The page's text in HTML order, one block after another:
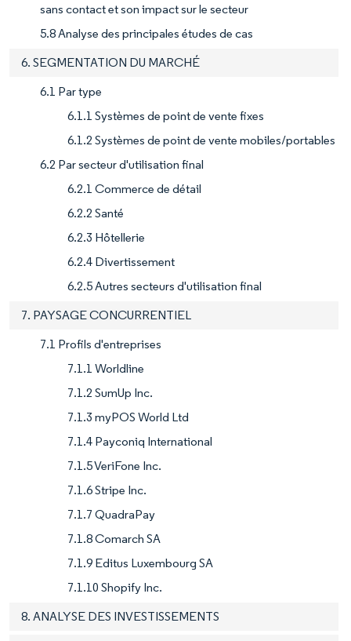
sans contact et son impact sur le secteur
5.8 Analyse des principales études de cas
6. SEGMENTATION DU MARCHÉ
6.1 Par type
6.1.1 Systèmes de point de vente fixes
6.1.2 Systèmes de point de vente mobiles/portables
6.2 Par secteur d'utilisation final
6.2.1 Commerce de détail
6.2.2 Santé
6.2.3 Hôtellerie
6.2.4 Divertissement
6.2.5 Autres secteurs d'utilisation final
7. PAYSAGE CONCURRENTIEL
7.1 Profils d'entreprises
7.1.1 Worldline
7.1.2 SumUp Inc.
7.1.3 myPOS World Ltd
7.1.4 Payconiq International
7.1.5 VeriFone Inc.
7.1.6 Stripe Inc.
7.1.7 QuadraPay
7.1.8 Comarch SA
7.1.9 Editus Luxembourg SA
7.1.10 Shopify Inc.
8. ANALYSE DES INVESTISSEMENTS